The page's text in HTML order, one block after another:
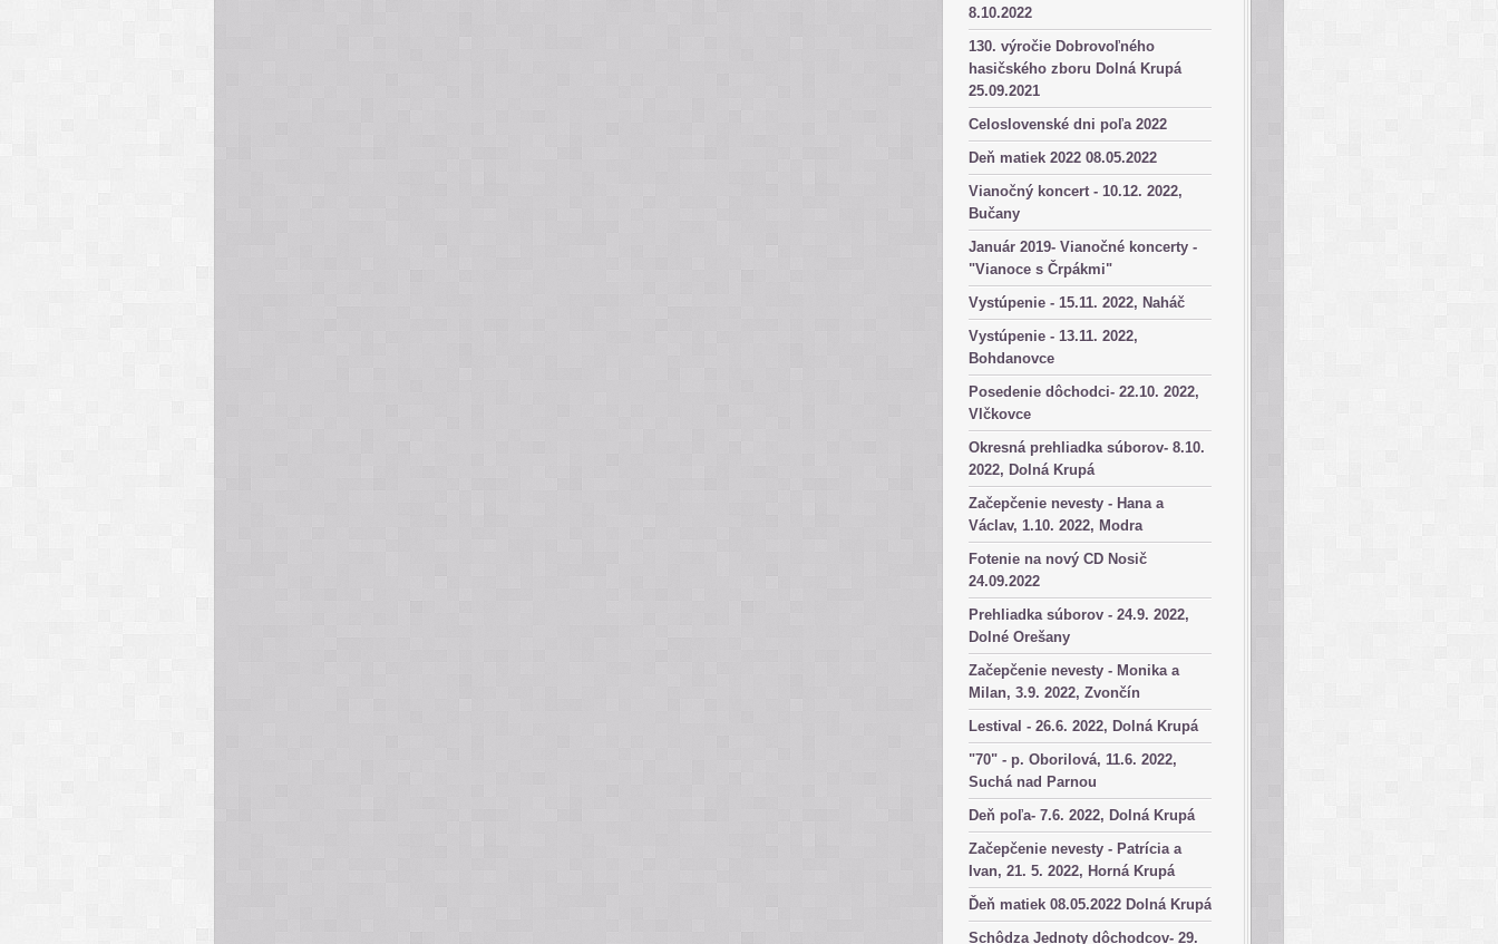
8.10.2022
130. výročie Dobrovoľného
hasičského zboru Dolná Krupá
25.09.2021
Celoslovenské dni poľa 2022
Deň matiek 2022 08.05.2022
Vianočný koncert - 10.12. 2022,
Bučany
Január 2019- Vianočné koncerty -
"Vianoce s Črpákmi"
Vystúpenie - 15.11. 2022, Naháč
Vystúpenie - 13.11. 2022,
Bohdanovce
Posedenie dôchodci- 22.10. 2022,
Vlčkovce
Okresná prehliadka súborov- 8.10.
2022, Dolná Krupá
Začepčenie nevesty - Hana a
Václav, 1.10. 2022, Modra
Fotenie na nový CD Nosič
24.09.2022
Prehliadka súborov - 24.9. 2022,
Dolné Orešany
Začepčenie nevesty - Monika a
Milan, 3.9. 2022, Zvončín
Lestival - 26.6. 2022, Dolná Krupá
"70" - p. Oborilová, 11.6. 2022,
Suchá nad Parnou
Deň poľa- 7.6. 2022, Dolná Krupá
Začepčenie nevesty - Patrícia a
Ivan, 21. 5. 2022, Horná Krupá
Ďeň matiek 08.05.2022 Dolná Krupá
Schôdza Jednoty dôchodcov- 29.